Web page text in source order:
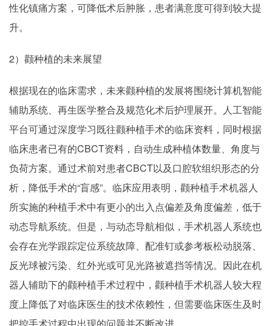
性化镇痛方案，可降低术后肿胀，患者满意度可得到较大提
升。
2）颧种植的未来展望
根据现在的临床需求，未来颧种植的发展将围绕计算机智能
辅助系统、再生医学整合及规范化术后护理展开。人工智能
平台可通过深度学习既往颧种植手术的临床资料，同时根据
临床患者已有的CBCT资料，自动生成种植体数量、角度与
负荷方案。通过术前对患者CBCT以及口腔软组织形态的分
析，降低手术的“盲感”。临床应用表明，颧种植手术机器人
所实施的种植手术中有更小的出入点偏差及角度偏差，低于
动态导航系统。但是，与动态导航相似，手术机器人系统也
会存在光学跟踪定位系统故障、配准钉或参考板松动脱落、
反光球被污染、红外光或可见光路被遮挡等情况。因此在机
器人辅助下的颧种植手术过程中，颧种植手术机器人较大程
度上降低了对临床医生的技术依赖性，但需要临床医生及时